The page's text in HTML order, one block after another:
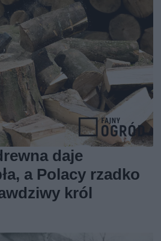
daje
a Polacy rzadko
król